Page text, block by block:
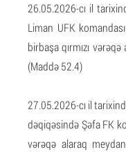
26.05.2026-cı il
Liman UFK
birbaşa qırmızı
(Maddə 52.4)
27.05.2026-cı il
dəqiqəsində Şəfa FK
vərəqə alaraq